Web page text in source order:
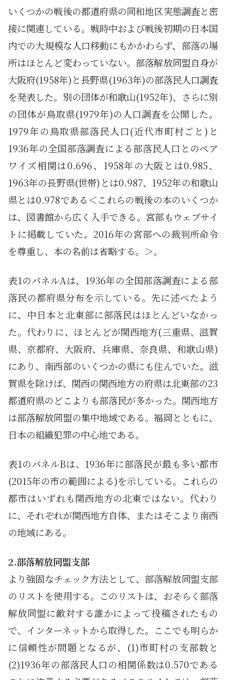
いくつかの戦後の都道府県の同和地区実態調査と密
接に関連している。戦時中および戦後初期の日本国
内での大規模な人口移動にもかかわらず、部落の場
所はほとんど変わっていない。部落解放同盟自身が
大阪府(1958年)と長野県(1963年)の部落民人口調査
を発表した。別の団体が和歌山(1952年)、さらに別
の団体が鳥取県(1979年)の人口調査を公開した。
1979年の鳥取県部落民人口(近代市町村ごと)と
1936年の全国部落調査による部落民人口とのペア
ワイズ相関は0.696、1958年の大阪とは0.985、
1963年の長野県(世帯)とは0.987、1952年の和歌山
県とは0.978である＜これらの戦後の本のいくつか
は、図書館から広く入手できる。宮部もウェブサイ
トに掲載していた。2016年の宮部への裁判所命令
を尊重し、本の名前は省略する。＞。
表1のパネルAは、1936年の全国部落調査による部
落民の都府県分布を示している。先に述べたよう
に、中日本と北東部に部落民はほとんどいなかっ
た。代わりに、ほとんどが関西地方(三重県、滋賀
県、京都府、大阪府、兵庫県、奈良県、和歌山県)
にあり、南西部のいくつかの県にも住んでいた。滋
賀県を除けば、関西の関西地方の府県は北東部の23
都道府県のどこよりも部落民が多かった。関西地方
は部落解放同盟の集中地域である。福岡とともに、
日本の組織犯罪の中心地である。
表1のパネルBは、1936年に部落民が最も多い都市
(2015年の市の範囲による)を示している。これらの
都市はいずれも関西地方の北東ではない。代わり
に、それぞれが関西地方自体、またはそこより南西
の地域にある。
2.部落解放同盟支部
より強固なチェック方法として、部落解放同盟支部
のリストを使用する。このリストは、おそらく部落
解放同盟に敵対する誰かによって投稿されたもの
で、インターネットから取得した。ここでも明らか
に信頼性が問題となるが、(1)市町村の支部数と
(2)1936年の部落民人口の相関係数は0.570である